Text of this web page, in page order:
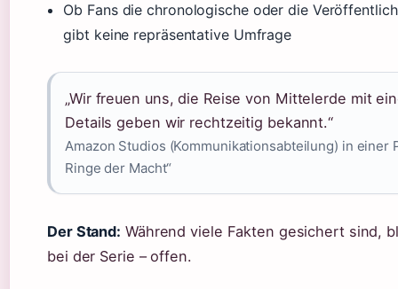
Ob Fans die chronologische oder die
gibt keine repräsentative Umfrage
„Wir freuen uns, die Reise von Mittelerde mit
Details geben wir rechtzeitig bekannt.“
Amazon Studios (Kommunikationsabteilung) in
Ringe der Macht“
Der Stand: Während viele Fakten gesichert sind,
bei der Serie – offen.